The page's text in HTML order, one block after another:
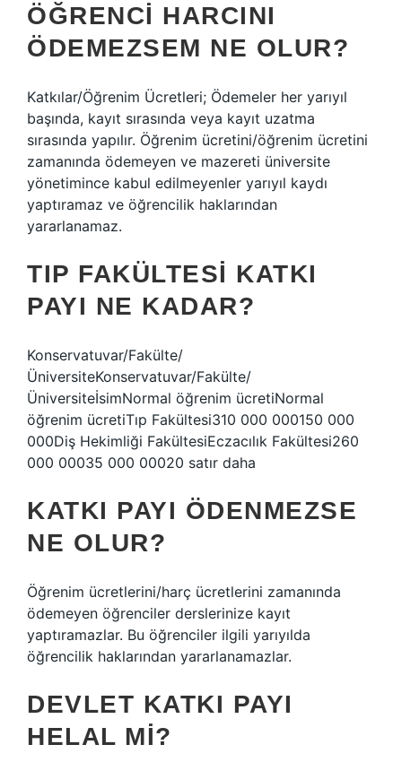
ÖĞRENCI HARCINI
ÖDEMEZSEM NE OLUR?
Katkılar/Öğrenim Ücretleri; Ödemeler her yarıyıl
başında, kayıt sırasında veya kayıt uzatma
sırasında yapılır. Öğrenim ücretini/öğrenim ücretini
zamanında ödemeyen ve mazereti üniversite
yönetimince kabul edilmeyenler yarıyıl kaydı
yaptıramaz ve öğrencilik haklarından
yararlanamaz.
TIP FAKÜLTESI KATKI
PAYI NE KADAR?
Konservatuvar/Fakülte/
ÜniversiteKonservatuvar/Fakülte/
ÜniversiteİsimNormal öğrenim ücretiNormal
öğrenim ücretiTıp Fakültesi310 000 000150 000
000Diş Hekimliği FakültesiEczacılık Fakültesi260
000 00035 000 00020 satır daha
KATKI PAYI ÖDENMEZSE
NE OLUR?
Öğrenim ücretlerini/harç ücretlerini zamanında
ödemeyen öğrenciler derslerinize kayıt
yaptıramazlar. Bu öğrenciler ilgili yarıyılda
öğrencilik haklarından yararlanamazlar.
DEVLET KATKI PAYI
HELAL MI?